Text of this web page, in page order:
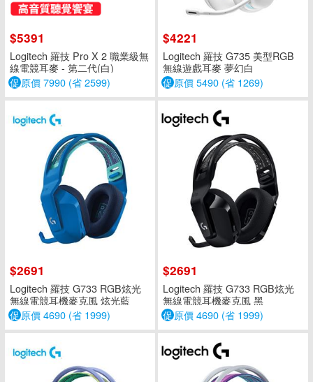
$5391
Logitech 羅技 Pro X 2 職業級無
線電競耳麥 - 第二代(白)
促原價 7990 (省 2599)
$4221
Logitech 羅技 G735 美型RGB
無線遊戲耳麥 夢幻白
促原價 5490 (省 1269)
$2691
Logitech 羅技 G733 RGB炫光
無線電競耳機麥克風 炫光藍
促原價 4690 (省 1999)
$2691
Logitech 羅技 G733 RGB炫光
無線電競耳機麥克風 黑
促原價 4690 (省 1999)